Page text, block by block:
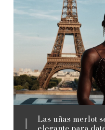
Las uñas merlot